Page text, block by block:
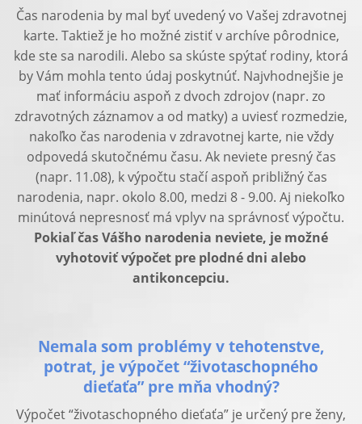
Čas narodenia by mal byť uvedený vo Vašej zdravotnej
karte. Taktiež je ho možné zistiť v archíve pôrodnice,
kde ste sa narodili. Alebo sa skúste spýtať rodiny, ktorá
by Vám mohla tento údaj poskytnúť. Najvhodnejšie je
mať informáciu aspoň z dvoch zdrojov (napr. zo
zdravotných záznamov a od matky) a uviesť rozmedzie,
nakoľko čas narodenia v zdravotnej karte, nie vždy
odpovedá skutočnému času. Ak neviete presný čas
(napr. 11.08), k výpočtu stačí aspoň približný čas
narodenia, napr. okolo 8.00, medzi 8 - 9.00. Aj niekoľko
minútová nepresnosť má vplyv na správnosť výpočtu.
Pokiaľ čas Vášho narodenia neviete, je možné
vyhotoviť výpočet pre plodné dni alebo
antikoncepciu.
Nemala som problémy v tehotenstve,
potrat, je výpočet “životaschopného
dieťaťa” pre mňa vhodný?
Výpočet “životaschopného dieťaťa” je určený pre ženy,